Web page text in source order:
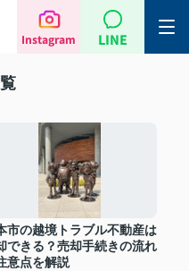
Instagram LINE
市の越境トラブル不動産は
できる？売却手続きの流れ
意点を解説